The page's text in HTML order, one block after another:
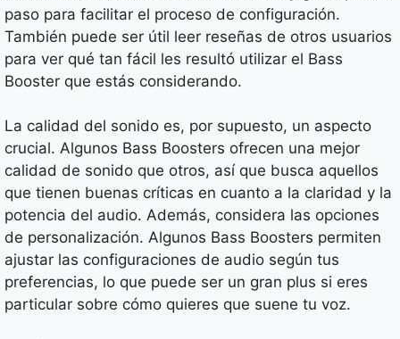
paso para facilitar el proceso de configuración.
También puede ser útil leer reseñas de otros usuarios
para ver qué tan fácil les resultó utilizar el Bass
Booster que estás considerando.
La calidad del sonido es, por supuesto, un aspecto
crucial. Algunos Bass Boosters ofrecen una mejor
calidad de sonido que otros, así que busca aquellos
que tienen buenas críticas en cuanto a la claridad y la
potencia del audio. Además, considera las opciones
de personalización. Algunos Bass Boosters permiten
ajustar las configuraciones de audio según tus
preferencias, lo que puede ser un gran plus si eres
particular sobre cómo quieres que suene tu voz.